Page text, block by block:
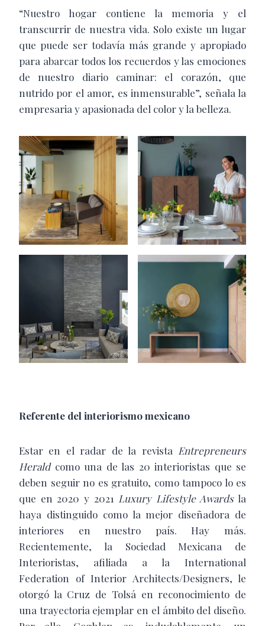
“Nuestro hogar contiene la memoria y el
transcurrir de nuestra vida. Solo existe un lugar
que puede ser todavía más grande y apropiado
para abarcar todos los recuerdos y las emociones
de nuestro diario caminar: el corazón, que
nutrido por el amor, es inmensurable”, señala la
empresaria y apasionada del color y la belleza.
Referente del interiorismo mexicano
Estar en el radar de la revista Entrepreneurs
Heraldcomo una de las 20 interioristas que se
deben seguir no es gratuito, como tampoco lo es
que en 2020 y 2021 Luxury Lifestyle Awardsla
haya distinguido como la mejor diseñadora de
interiores en nuestro país. Hay más.
Recientemente, la Sociedad Mexicana de
Interioristas, afiliada a la International
Federation of Interior Architects/Designers, le
otorgó la Cruz de Tolsá en reconocimiento de
una trayectoria ejemplar en el ámbito del diseño.